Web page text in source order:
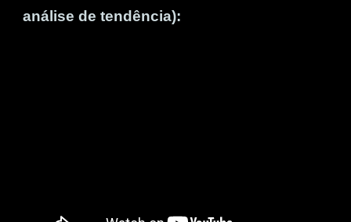
análise de tendência):